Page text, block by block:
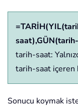
tarih-saat:
tarih-saat içeren
Sonucu koymak